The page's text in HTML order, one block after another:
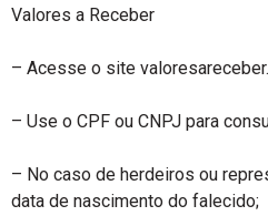
Valores a Receber
– Acesse o site
– Use o CPF ou CNPJ para
– No caso de herdeiros ou
data de nascimento do falecido;